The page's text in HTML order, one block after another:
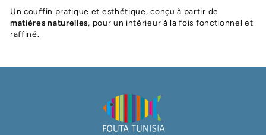
Un couffin pratique et esthétique, conçu à partir de
matières naturelles, pour un intérieur à la fois fonctionnel et
raffiné.